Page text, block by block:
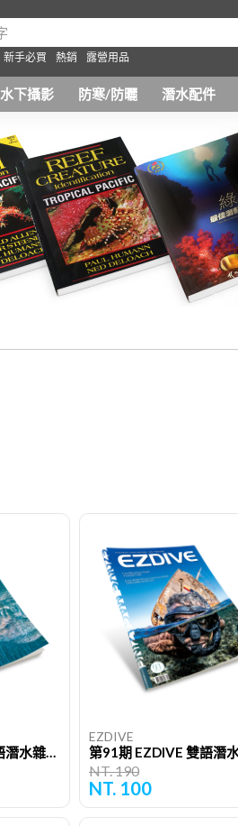
新手必買 熱銷 露營用品
水下攝影 防寒/防曬 潛水配件
第106期 EZDIVE 雙語潛水雜誌（單期）
EZDIVE
NT. 190
NT. 100